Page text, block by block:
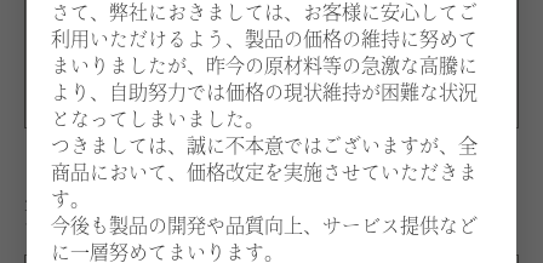
さて、弊社におきましては、お客様に安心してご
利用いただけるよう、製品の価格の維持に努めて
まいりましたが、昨今の原材料等の急激な高騰に
より、自助努力では価格の現状維持が困難な状況
となってしまいました。
つきましては、誠に不本意ではございますが、全
商品において、価格改定を実施させていただきま
す。
今後も製品の開発や品質向上、サービス提供など
に一層努めてまいります。
ダークブラウン
AWA
ウォルナット
生地：価格はお選びいただく張地、仕様により異なりま
す。